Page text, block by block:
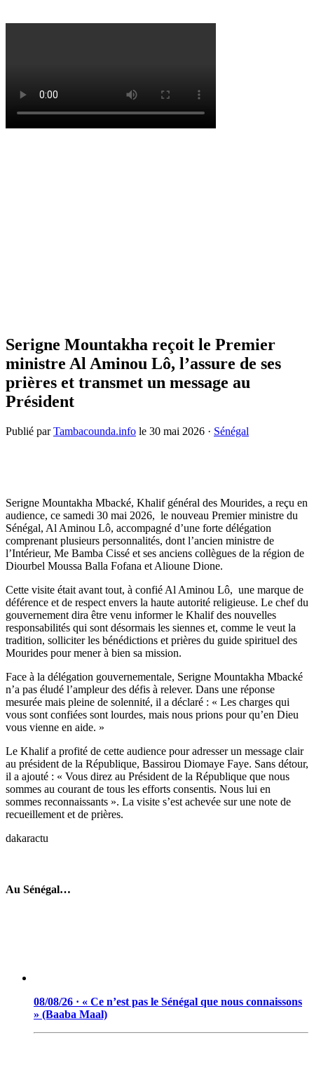
Serigne Mountakha reçoit le Premier
ministre Al Aminou Lô, l’assure de ses
prières et transmet un message au
Président
Publié parTambacounda.info le 30 mai 2026 · Sénégal
Serigne Mountakha Mbacké, Khalif général des Mourides, a reçu en
audience, ce samedi 30 mai 2026, le nouveau Premier ministre du
Sénégal, Al Aminou Lô, accompagné d’une forte délégation
comprenant plusieurs personnalités, dont l’ancien ministre de
l’Intérieur, Me Bamba Cissé et ses anciens collègues de la région de
Diourbel Moussa Balla Fofana et Alioune Dione.
Cette visite était avant tout, à confié Al Aminou Lô, une marque de
déférence et de respect envers la haute autorité religieuse. Le chef du
gouvernement dira être venu informer le Khalif des nouvelles
responsabilités qui sont désormais les siennes et, comme le veut la
tradition, solliciter les bénédictions et prières du guide spirituel des
Mourides pour mener à bien sa mission.
Face à la délégation gouvernementale, Serigne Mountakha Mbacké
n’a pas éludé l’ampleur des défis à relever. Dans une réponse
mesurée mais pleine de solennité, il a déclaré : « Les charges qui
vous sont confiées sont lourdes, mais nous prions pour qu’en Dieu
vous vienne en aide. »
Le Khalif a profité de cette audience pour adresser un message clair
au président de la République, Bassirou Diomaye Faye. Sans détour,
il a ajouté : « Vous direz au Président de la République que nous
sommes au courant de tous les efforts consentis. Nous lui en
sommes reconnaissants ». La visite s’est achevée sur une note de
recueillement et de prières.
dakaractu
Au Sénégal…
08/08/26 · « Ce n’est pas le Sénégal que nous connaissons
» (Baaba Maal)